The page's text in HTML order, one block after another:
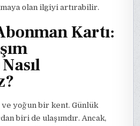
olan ilgiyi artırabilir.
Kartı:
yoğun bir kent. Günlük
biri de ulaşımdır. Ancak,